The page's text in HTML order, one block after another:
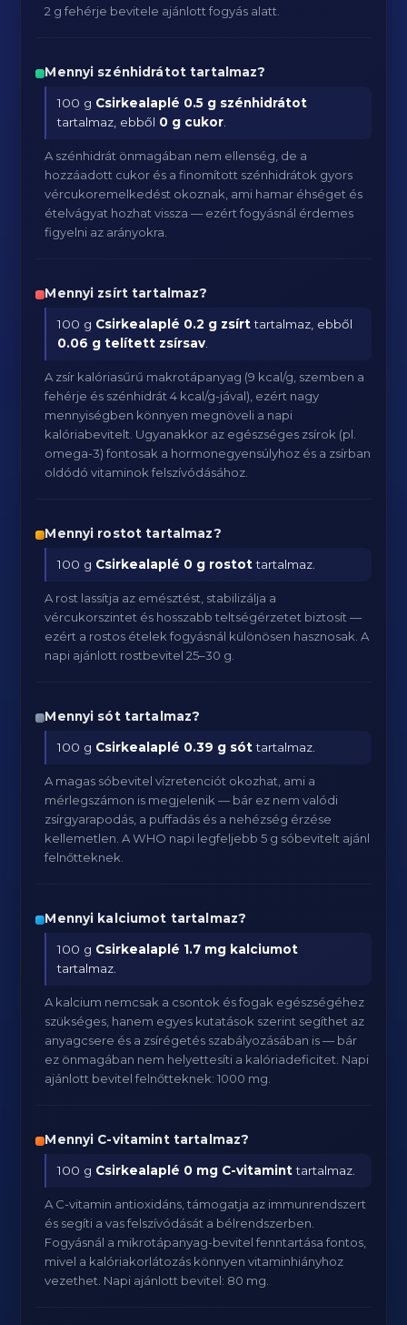
2 g fehérje bevitele ajánlott fogyás alatt.
Mennyi szénhidrátot tartalmaz?
100 g Csirkealaplé 0.5 g szénhidrátot
tartalmaz, ebből 0 g cukor
A szénhidrát önmagában nem ellenség, de a
hozzáadott cukor és a finomított szénhidrátok gyors
vércukoremelkedést okoznak, ami hamar éhséget és
ételvágyat hozhat vissza — ezért fogyásnál érdemes
figyelni az arányokra.
Mennyi zsírt tartalmaz?
100 g Csirkealaplé 0.2 g zsírttartalmaz, ebből
0.06 g telített zsírsav
A zsír kalóriasűrű makrotápanyag (9 kcal/g, szemben a
fehérje és szénhidrát 4 kcal/g-jával), ezért nagy
mennyiségben könnyen megnöveli a napi
kalóriabevitelt. Ugyanakkor az egészséges zsírok (pl.
omega-3) fontosak a hormonegyensúlyhoz és a zsírban
oldódó vitaminok felszívódásához.
Mennyi rostot tartalmaz?
100 g Csirkealaplé 0 g rostottartalmaz.
A rost lassítja az emésztést, stabilizálja a
vércukorszintet és hosszabb teltségérzetet biztosít —
ezért a rostos ételek fogyásnál különösen hasznosak. A
napi ajánlott rostbevitel 25–30 g.
Mennyi sót tartalmaz?
100 g Csirkealaplé 0.39 g sóttartalmaz.
A magas sóbevitel vízretenciót okozhat, ami a
mérlegszámon is megjelenik — bár ez nem valódi
zsírgyarapodás, a puffadás és a nehézség érzése
kellemetlen. A WHO napi legfeljebb 5 g sóbevitelt ajánl
felnőtteknek.
Mennyi kalciumot tartalmaz?
100 g Csirkealaplé 1.7 mg kalciumot
tartalmaz.
A kalcium nemcsak a csontok és fogak egészségéhez
szükséges, hanem egyes kutatások szerint segíthet az
anyagcsere és a zsírégetés szabályozásában is — bár
ez önmagában nem helyettesíti a kalóriadeficitet. Napi
ajánlott bevitel felnőtteknek: 1000 mg.
Mennyi C-vitamint tartalmaz?
100 g Csirkealaplé 0 mg C-vitaminttartalmaz.
A C-vitamin antioxidáns, támogatja az immunrendszert
és segíti a vas felszívódását a bélrendszerben.
Fogyásnál a mikrotápanyag-bevitel fenntartása fontos,
mivel a kalóriakorlátozás könnyen vitaminhiányhoz
vezethet. Napi ajánlott bevitel: 80 mg.